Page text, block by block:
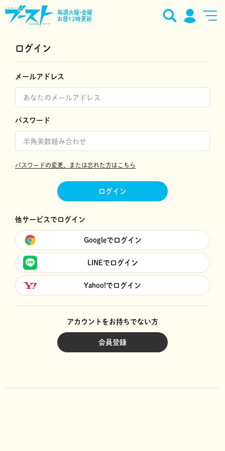
毎週火曜•金曜
お昼12時更新
ログイン
メールアドレス
パスワード
パスワードの変更、または忘れた方はこちら
ログイン
他サービスでログイン
Googleでログイン
LINEでログイン
Yahoo!でログイン
アカウントをお持ちでない方
会員登録